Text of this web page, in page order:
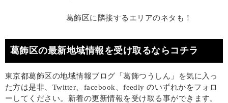
葛飾区に隣接するエリアのネタも！
葛飾区の最新地域情報を受け取るならコチラ
東京都葛飾区の地域情報ブログ「葛飾つうしん」を気に入っ
た方は是非、Twitter、facebook、feedly のいずれかをフォロ
ーしてください。新着の更新情報を受け取る事ができます。